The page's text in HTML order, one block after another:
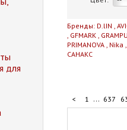
Бренды: D.lIN ,
, GFMARK ,
PRIMANOVA , Nika ,
САНАКС
< 1 ... 637
для